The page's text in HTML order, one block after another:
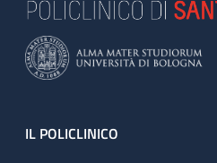
Footer
IL POLICLINICO